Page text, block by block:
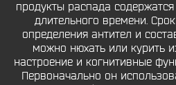
продукты распада
длительного времени.
определения антител и
можно нюхать или курить
настроение и когнитивные
Первоначально он